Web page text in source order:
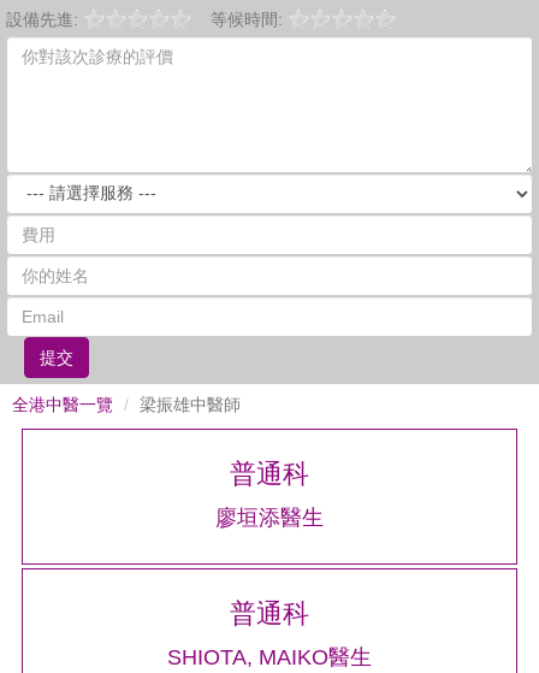
設備先進:
等候時間:
提交
全港中醫一覽 梁振雄中醫師
普通科
廖垣添醫生
普通科
SHIOTA, MAIKO醫生